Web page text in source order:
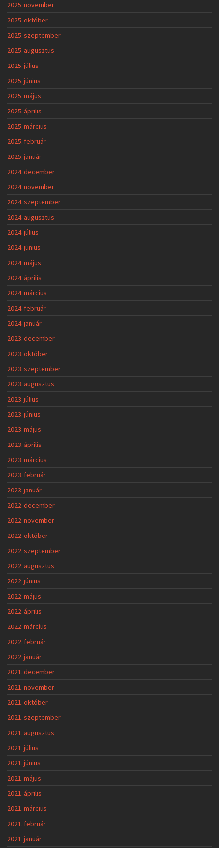
2025. november
2025. október
2025. szeptember
2025. augusztus
2025. július
2025. június
2025. május
2025. április
2025. március
2025. február
2025. január
2024. december
2024. november
2024. szeptember
2024. augusztus
2024. július
2024. június
2024. május
2024. április
2024. március
2024. február
2024. január
2023. december
2023. október
2023. szeptember
2023. augusztus
2023. július
2023. június
2023. május
2023. április
2023. március
2023. február
2023. január
2022. december
2022. november
2022. október
2022. szeptember
2022. augusztus
2022. június
2022. május
2022. április
2022. március
2022. február
2022. január
2021. december
2021. november
2021. október
2021. szeptember
2021. augusztus
2021. július
2021. június
2021. május
2021. április
2021. március
2021. február
2021. január